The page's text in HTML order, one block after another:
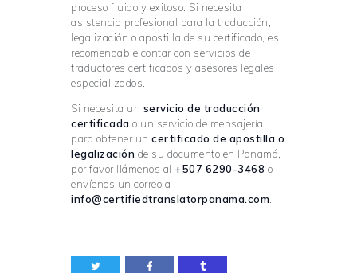
proceso fluido y exitoso. Si necesita
asistencia profesional para la traducción,
legalización o apostilla de su certificado, es
recomendable contar con servicios de
traductores certificados y asesores legales
especializados.
Si necesita un servicio de traducción
certificada o un servicio de mensajería
para obtener un certificado de apostilla o
legalización de su documento en Panamá,
por favor llámenos al +507 6290-3468 o
envíenos un correo a
info@certifiedtranslatorpanama.com